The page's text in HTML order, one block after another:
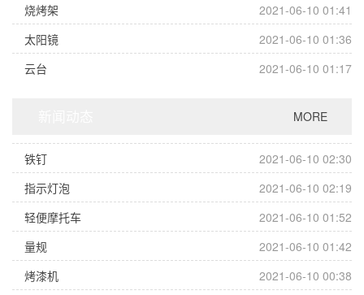
2021-06-10 01:41
烧烤架
2021-06-10 01:36
太阳镜
2021-06-10 01:17
云台
2021-06-10 02:30
铁钉
2021-06-10 02:19
指示灯泡
2021-06-10 01:52
轻便摩托车
2021-06-10 01:42
量规
2021-06-10 00:38
烤漆机
MORE